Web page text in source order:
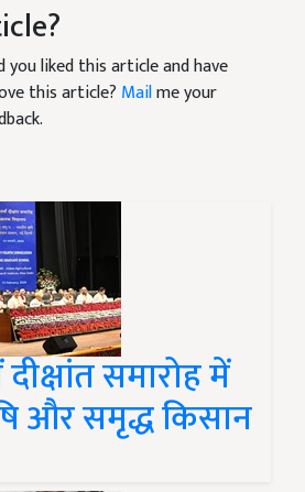
you liked this article and have
this article? Mailme your
समारोह में
और समृद्ध किसान